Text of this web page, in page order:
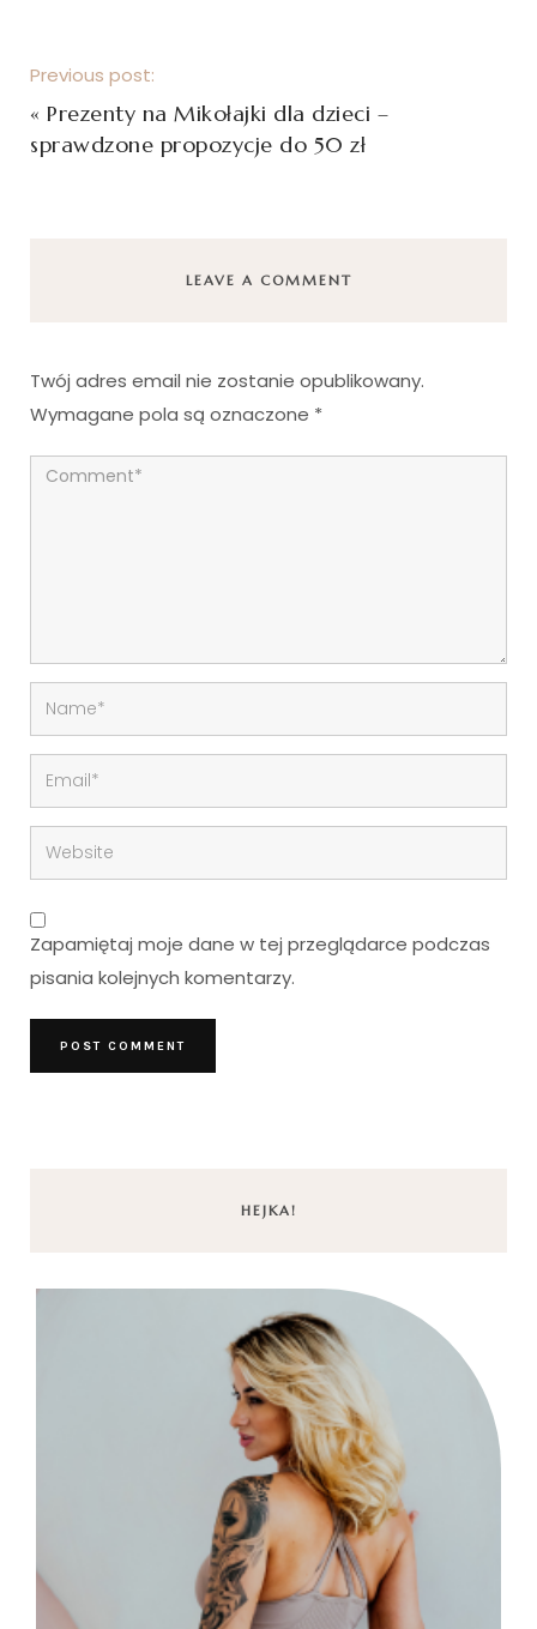
Previous post:
« Prezenty na Mikołajki dla dzieci –
sprawdzone propozycje do 50 zł
LEAVE A COMMENT
Twój adres email nie zostanie opublikowany.
Wymagane pola są oznaczone *
Zapamiętaj moje dane w tej przeglądarce podczas
pisania kolejnych komentarzy.
HEJKA!